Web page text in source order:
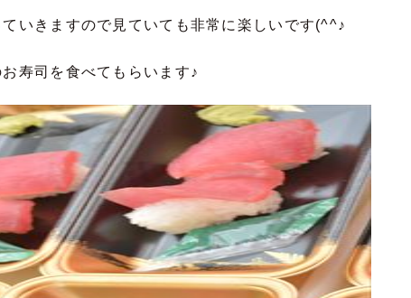
いきますので見ていても非常に楽しいです(^^♪
寿司を食べてもらいます♪